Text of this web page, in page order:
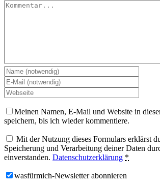
Meinen Namen, E-Mail und Website in
speichern, bis ich wieder kommentiere.
Mit der Nutzung dieses Formulars erklärst
Speicherung und Verarbeitung deiner Daten
einverstanden. Datenschutzerklärung *
wasfürmich-Newsletter abonnieren